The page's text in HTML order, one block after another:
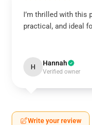
I’m thrilled with this
practical, and ideal
H Hannah
Verified owner
Write your review